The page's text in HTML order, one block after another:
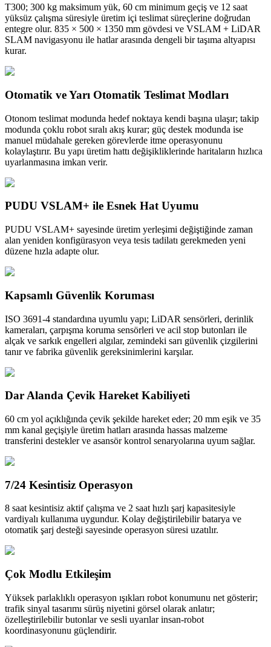
T300; 300 kg maksimum yük, 60 cm minimum geçiş ve 12 saat
yüksüz çalışma süresiyle üretim içi teslimat süreçlerine doğrudan
entegre olur. 835 × 500 × 1350 mm gövdesi ve VSLAM + LiDAR
SLAM navigasyonu ile hatlar arasında dengeli bir taşıma altyapısı
kurar.
Otomatik ve Yarı Otomatik Teslimat Modları
Otonom teslimat modunda hedef noktaya kendi başına ulaşır; takip
modunda çoklu robot sıralı akış kurar; güç destek modunda ise
manuel müdahale gereken görevlerde itme operasyonunu
kolaylaştırır. Bu yapı üretim hattı değişikliklerinde haritaların hızlıca
uyarlanmasına imkan verir.
PUDU VSLAM+ ile Esnek Hat Uyumu
PUDU VSLAM+ sayesinde üretim yerleşimi değiştiğinde zaman
alan yeniden konfigürasyon veya tesis tadilatı gerekmeden yeni
düzene hızla adapte olur.
Kapsamlı Güvenlik Koruması
ISO 3691-4 standardına uyumlu yapı; LiDAR sensörleri, derinlik
kameraları, çarpışma koruma sensörleri ve acil stop butonları ile
alçak ve sarkık engelleri algılar, zemindeki sarı güvenlik çizgilerini
tanır ve fabrika güvenlik gereksinimlerini karşılar.
Dar Alanda Çevik Hareket Kabiliyeti
60 cm yol açıklığında çevik şekilde hareket eder; 20 mm eşik ve 35
mm kanal geçişiyle üretim hatları arasında hassas malzeme
transferini destekler ve asansör kontrol senaryolarına uyum sağlar.
7/24 Kesintisiz Operasyon
8 saat kesintisiz aktif çalışma ve 2 saat hızlı şarj kapasitesiyle
vardiyalı kullanıma uygundur. Kolay değiştirilebilir batarya ve
otomatik şarj desteği sayesinde operasyon süresi uzatılır.
Çok Modlu Etkileşim
Yüksek parlaklıklı operasyon ışıkları robot konumunu net gösterir;
trafik sinyal tasarımı sürüş niyetini görsel olarak anlatır;
özelleştirilebilir butonlar ve sesli uyarılar insan-robot
koordinasyonunu güçlendirir.